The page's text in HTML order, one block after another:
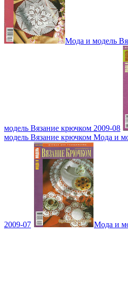
Мода и модель
модель Вязание крючком 2009-08
модель Вязание крючком Мода и
2009-07 Мода и